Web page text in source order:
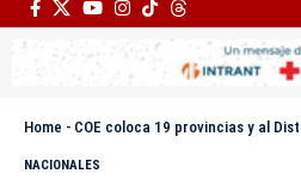
Home - COE coloca 19 provincias y al Distrito
NACIONALES